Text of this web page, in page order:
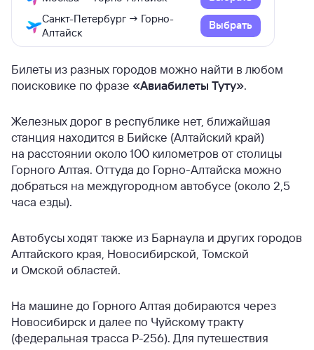
Санкт-Петербург → Горно-
Алтайск
Выбрать
Билеты из разных городов можно найти в любом
поисковике по фразе «Авиабилеты Туту».
Железных дорог в республике нет, ближайшая
станция находится в Бийске (Алтайский край)
на расстоянии около 100 километров от столицы
Горного Алтая. Оттуда до Горно-Алтайска можно
добраться на междугородном автобусе (около 2,5
часа езды).
Автобусы ходят также из Барнаула и других городов
Алтайского края, Новосибирской, Томской
и Омской областей.
На машине до Горного Алтая добираются через
Новосибирск и далее по Чуйскому тракту
(федеральная трасса Р-256). Для путешествия